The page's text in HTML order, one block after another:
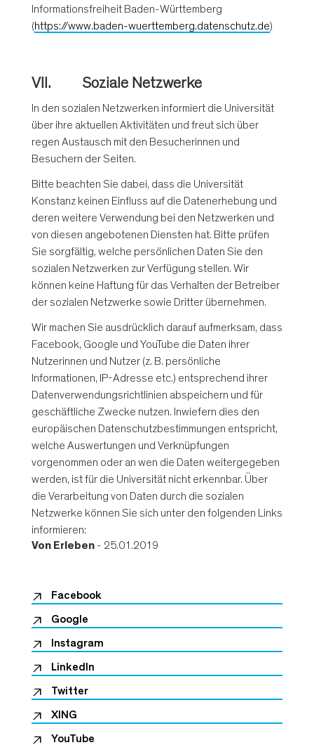
Informationsfreiheit Baden-Württemberg
(https://www.baden-wuerttemberg.datenschutz.de)
VII. Soziale Netzwerke
In den sozialen Netzwerken informiert die Universität
über ihre aktuellen Aktivitäten und freut sich über
regen Austausch mit den Besucherinnen und
Besuchern der Seiten.
Bitte beachten Sie dabei, dass die Universität
Konstanz keinen Einfluss auf die Datenerhebung und
deren weitere Verwendung bei den Netzwerken und
von diesen angebotenen Diensten hat. Bitte prüfen
Sie sorgfältig, welche persönlichen Daten Sie den
sozialen Netzwerken zur Verfügung stellen. Wir
können keine Haftung für das Verhalten der Betreiber
der sozialen Netzwerke sowie Dritter übernehmen.
Wir machen Sie ausdrücklich darauf aufmerksam, dass
Facebook, Google und YouTube die Daten ihrer
Nutzerinnen und Nutzer (z. B. persönliche
Informationen, IP-Adresse etc.) entsprechend ihrer
Datenverwendungsrichtlinien abspeichern und für
geschäftliche Zwecke nutzen. Inwiefern dies den
europäischen Datenschutzbestimmungen entspricht,
welche Auswertungen und Verknüpfungen
vorgenommen oder an wen die Daten weitergegeben
werden, ist für die Universität nicht erkennbar. Über
die Verarbeitung von Daten durch die sozialen
Netzwerke können Sie sich unter den folgenden Links
informieren:
Von Erleben - 25.01.2019
Facebook
Google
Instagram
LinkedIn
Twitter
XING
YouTube